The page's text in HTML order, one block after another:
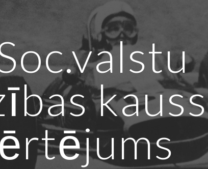
Skip to navigation
kauss